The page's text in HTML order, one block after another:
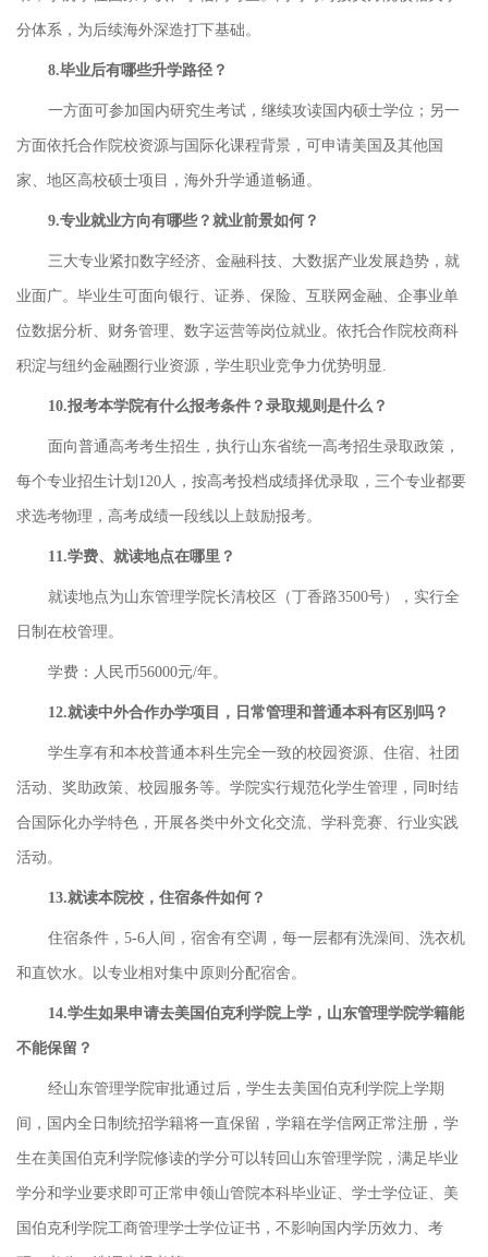
分体系，为后续海外深造打下基础。
8.毕业后有哪些升学路径？
一方面可参加国内研究生考试，继续攻读国内硕士学位；另一
方面依托合作院校资源与国际化课程背景，可申请美国及其他国
家、地区高校硕士项目，海外升学通道畅通。
9.专业就业方向有哪些？就业前景如何？
三大专业紧扣数字经济、金融科技、大数据产业发展趋势，就
业面广。毕业生可面向银行、证券、保险、互联网金融、企事业单
位数据分析、财务管理、数字运营等岗位就业。依托合作院校商科
积淀与纽约金融圈行业资源，学生职业竞争力优势明显.
10.报考本学院有什么报考条件？录取规则是什么？
面向普通高考考生招生，执行山东省统一高考招生录取政策，
每个专业招生计划120人，按高考投档成绩择优录取，三个专业都要
求选考物理，高考成绩一段线以上鼓励报考。
11.学费、就读地点在哪里？
就读地点为山东管理学院长清校区（丁香路3500号），实行全
日制在校管理。
学费：人民币56000元/年。
12.就读中外合作办学项目，日常管理和普通本科有区别吗？
学生享有和本校普通本科生完全一致的校园资源、住宿、社团
活动、奖助政策、校园服务等。学院实行规范化学生管理，同时结
合国际化办学特色，开展各类中外文化交流、学科竞赛、行业实践
活动。
13.就读本院校，住宿条件如何？
住宿条件，5-6人间，宿舍有空调，每一层都有洗澡间、洗衣机
和直饮水。以专业相对集中原则分配宿舍。
14.学生如果申请去美国伯克利学院上学，山东管理学院学籍能
不能保留？
经山东管理学院审批通过后，学生去美国伯克利学院上学期
间，国内全日制统招学籍将一直保留，学籍在学信网正常注册，学
生在美国伯克利学院修读的学分可以转回山东管理学院，满足毕业
学分和学业要求即可正常申领山管院本科毕业证、学士学位证、美
国伯克利学院工商管理学士学位证书，不影响国内学历效力、考